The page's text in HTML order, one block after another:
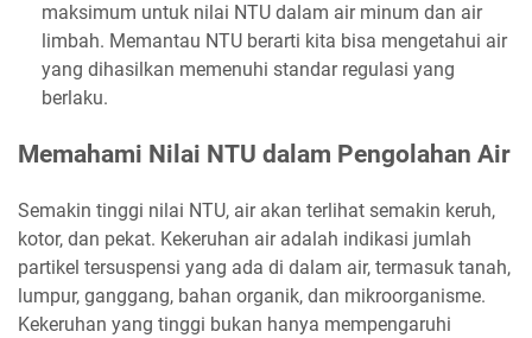
maksimum untuk nilai NTU dalam air minum dan air
limbah. Memantau NTU berarti kita bisa mengetahui air
yang dihasilkan memenuhi standar regulasi yang
berlaku.
Memahami Nilai NTU dalam Pengolahan Air
Semakin tinggi nilai NTU, air akan terlihat semakin keruh,
kotor, dan pekat. Kekeruhan air adalah indikasi jumlah
partikel tersuspensi yang ada di dalam air, termasuk tanah,
lumpur, ganggang, bahan organik, dan mikroorganisme.
Kekeruhan yang tinggi bukan hanya mempengaruhi